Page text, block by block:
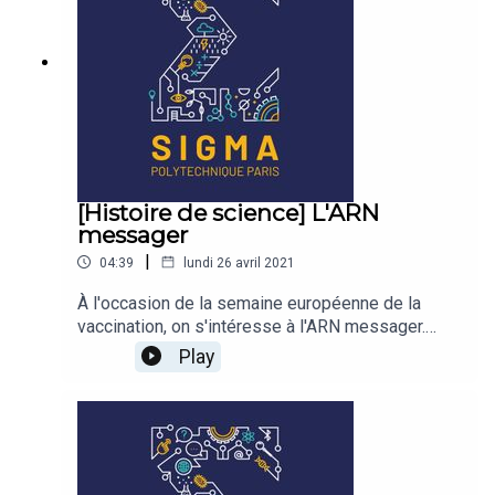
[Histoire de science] L'ARN
messager
04:39 | lundi 26 avril 2021
À l'occasion de la semaine européenne de la
vaccination, on s'intéresse à l'ARN messager.
Vous n'en aviez jamais entendu parler il y a un an,
et maintenant il est partout ! Qu'est-ce que c'est,
dans les vaccins contre le Covid-19 ?
Play